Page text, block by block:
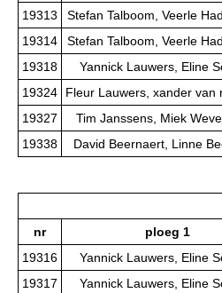
19313
Stefan Talboom, Veerle
19314
Stefan Talboom, Veerle
19318
Yannick Lauwers, Eline
19324
Fleur Lauwers, xander van
19327
Tim Janssens, Miek
19338
David Beernaert, Linne
nr
ploeg 1
19316
Yannick Lauwers, Eline
19317
Yannick Lauwers, Eline